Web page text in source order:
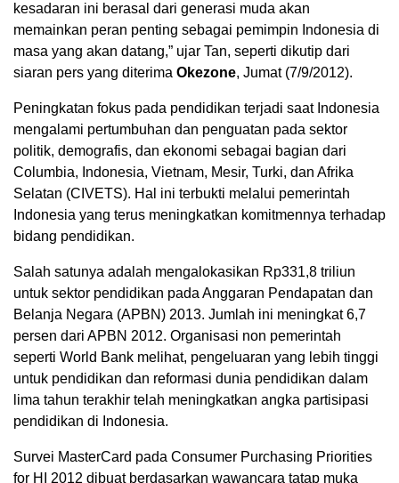
kesadaran ini berasal dari generasi muda akan
memainkan peran penting sebagai pemimpin Indonesia di
masa yang akan datang,” ujar Tan, seperti dikutip dari
siaran pers yang diterima Okezone, Jumat (7/9/2012).
Peningkatan fokus pada pendidikan terjadi saat Indonesia
mengalami pertumbuhan dan penguatan pada sektor
politik, demografis, dan ekonomi sebagai bagian dari
Columbia, Indonesia, Vietnam, Mesir, Turki, dan Afrika
Selatan (CIVETS). Hal ini terbukti melalui pemerintah
Indonesia yang terus meningkatkan komitmennya terhadap
bidang pendidikan.
Salah satunya adalah mengalokasikan Rp331,8 triliun
untuk sektor pendidikan pada Anggaran Pendapatan dan
Belanja Negara (APBN) 2013. Jumlah ini meningkat 6,7
persen dari APBN 2012. Organisasi non pemerintah
seperti World Bank melihat, pengeluaran yang lebih tinggi
untuk pendidikan dan reformasi dunia pendidikan dalam
lima tahun terakhir telah meningkatkan angka partisipasi
pendidikan di Indonesia.
Survei MasterCard pada Consumer Purchasing Priorities
for HI 2012 dibuat berdasarkan wawancara tatap muka